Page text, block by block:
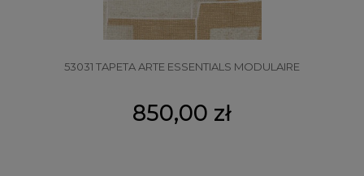
53031 TAPETA ARTE ESSENTIALS MODULAIRE
850,00 zł